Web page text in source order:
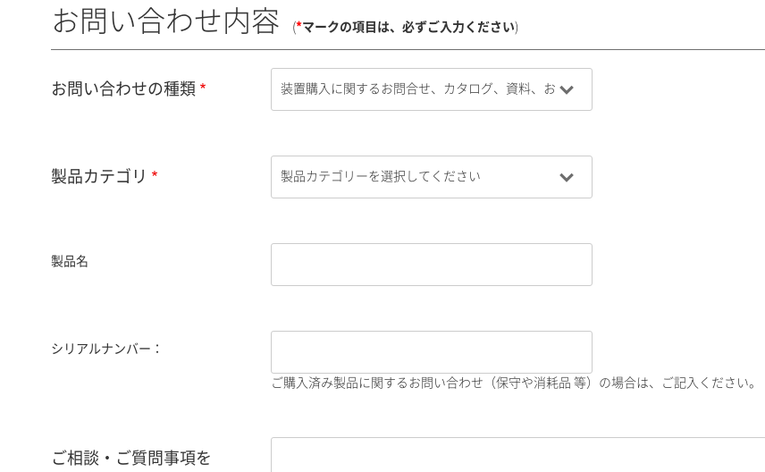
お問い合わせ内容 (*マークの項目は、必ずご入力ください)
お問い合わせの種類
製品カテゴリ
製品名
シリアルナンバー：
ご購入済み製品に関するお問い合わせ（保守や消耗品 等）の場合は、ご記入ください。
ご相談・ご質問事項を